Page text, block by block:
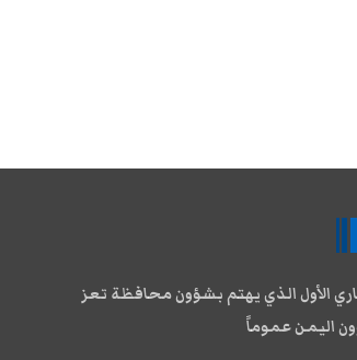
الأول الذي يهتم بشؤون محافظة تعز
اليمن عموماً